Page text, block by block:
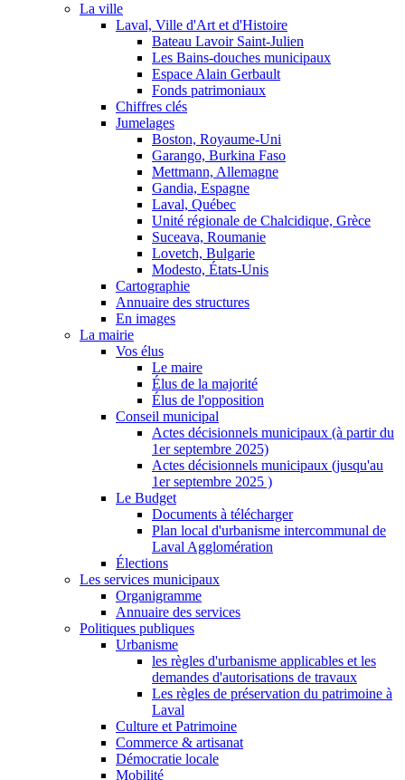
La ville
Laval, Ville d'Art et d'Histoire
Bateau Lavoir Saint-Julien
Les Bains-douches municipaux
Espace Alain Gerbault
Fonds patrimoniaux
Chiffres clés
Jumelages
Boston, Royaume-Uni
Garango, Burkina Faso
Mettmann, Allemagne
Gandia, Espagne
Laval, Québec
Unité régionale de Chalcidique, Grèce
Suceava, Roumanie
Lovetch, Bulgarie
Modesto, États-Unis
Cartographie
Annuaire des structures
En images
La mairie
Vos élus
Le maire
Élus de la majorité
Élus de l'opposition
Conseil municipal
Actes décisionnels municipaux (à partir du
1er septembre 2025)
Actes décisionnels municipaux (jusqu'au
1er septembre 2025 )
Le Budget
Documents à télécharger
Plan local d'urbanisme intercommunal de
Laval Agglomération
Élections
Les services municipaux
Organigramme
Annuaire des services
Politiques publiques
Urbanisme
les règles d'urbanisme applicables et les
demandes d'autorisations de travaux
Les règles de préservation du patrimoine à
Laval
Culture et Patrimoine
Commerce & artisanat
Démocratie locale
Mobilité